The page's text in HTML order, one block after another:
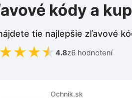
kódy a
tie najlepšie zľavové
★★★★ 4.8z6 hodnotení
Ochnik.sk